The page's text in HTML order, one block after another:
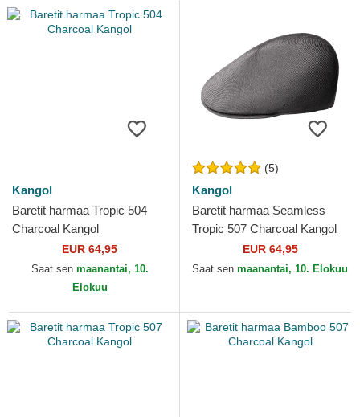
Kangol
Baretit harmaa Tropic 504
Charcoal Kangol
EUR 64,95
Saat sen maanantai, 10.
Elokuu
(5)
Kangol
Baretit harmaa Seamless
Tropic 507 Charcoal Kangol
EUR 64,95
Saat sen maanantai, 10. Elokuu